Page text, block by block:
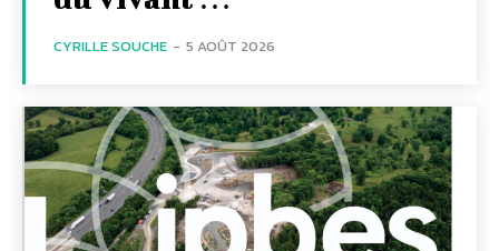
CYRILLE SOUCHE - 5 AOÛT 2026